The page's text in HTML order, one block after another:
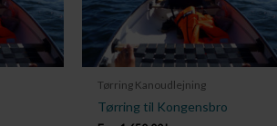
Tørring Kanoudlejning
Tørring til Kongensbro